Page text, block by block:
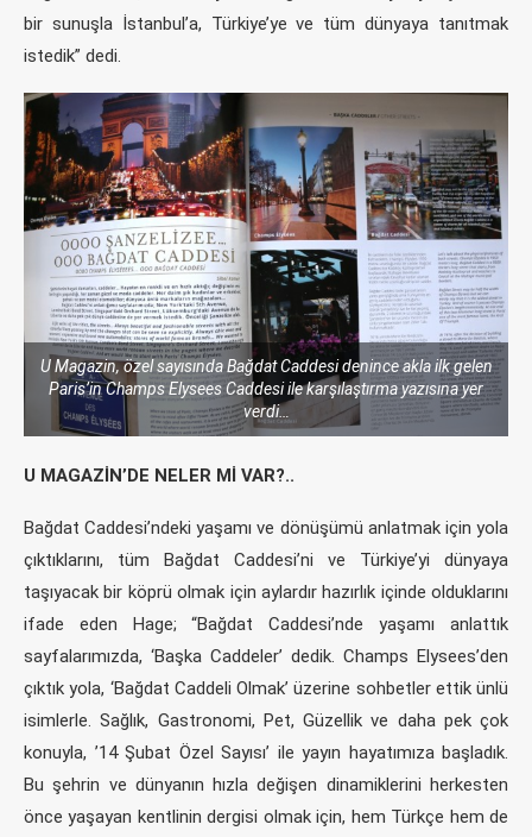
bir sunuşla İstanbul’a, Türkiye’ye ve tüm dünyaya tanıtmak
istedik” dedi.
U Magazin, özel sayısında Bağdat Caddesi denince akla ilk gelen
Paris’in Champs Elysees Caddesi ile karşılaştırma yazısına yer
verdi…
U MAGAZİN’DE NELER Mİ VAR?..
Bağdat Caddesi’ndeki yaşamı ve dönüşümü anlatmak için yola
çıktıklarını, tüm Bağdat Caddesi’ni ve Türkiye’yi dünyaya
taşıyacak bir köprü olmak için aylardır hazırlık içinde olduklarını
ifade eden Hage; “Bağdat Caddesi’nde yaşamı anlattık
sayfalarımızda, ‘Başka Caddeler’ dedik. Champs Elysees’den
çıktık yola, ‘Bağdat Caddeli Olmak’ üzerine sohbetler ettik ünlü
isimlerle. Sağlık, Gastronomi, Pet, Güzellik ve daha pek çok
konuyla, ’14 Şubat Özel Sayısı’ ile yayın hayatımıza başladık.
Bu şehrin ve dünyanın hızla değişen dinamiklerini herkesten
önce yaşayan kentlinin dergisi olmak için, hem Türkçe hem de